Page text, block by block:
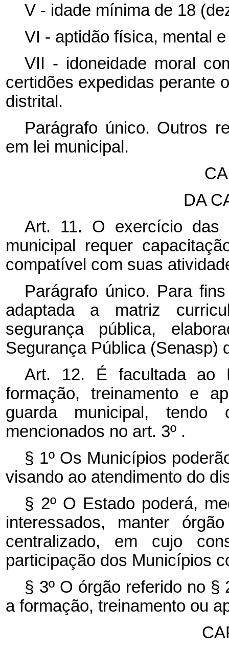
V - idade mínima de 18
VI - aptidão física, mental
VII - idoneidade moral
certidões expedidas perante
distrital.
Parágrafo único. Outros
em lei municipal.
DA
Art. 11. O exercício das
municipal requer
compatível com suas
Parágrafo único. Para
adaptada a matriz
segurança pública,
Segurança Pública (Senasp)
Art. 12. É facultada ao
formação, treinamento e
guarda municipal, tendo
mencionados no art. 3º .
§ 1º Os Municípios
visando ao atendimento do
§ 2º O Estado poderá,
interessados, manter
centralizado, em cujo
participação dos Municípios
§ 3º O órgão referido no §
a formação, treinamento ou